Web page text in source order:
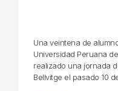
Una veintena de
Universidad Peruana
realizado una jornada
Bellvitge el pasado 10